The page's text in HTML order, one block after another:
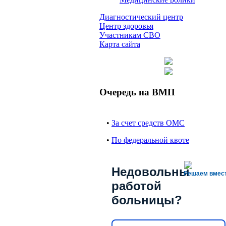
Диагностический центр
Центр здоровья
Участникам СВО
Карта сайта
Очередь на ВМП
• За счет средств ОМС
• По федеральной квоте
Решаем
Недовольны
работой
больницы?